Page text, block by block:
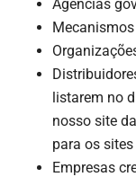
Agências
listarem no
nosso site
para os
Empresas